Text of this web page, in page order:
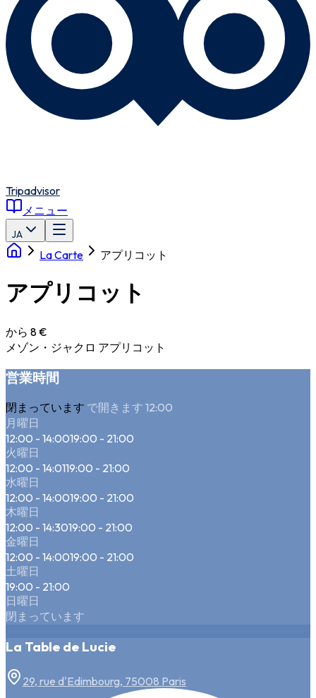
Tripadvisor
メニュー
JA
La Carte アプリコット
アプリコット
から 8 €
メゾン・ジャクロ アプリコット
営業時間
閉まっています で開きます 12:00
月曜日
12:00 - 14:0019:00 - 21:00
火曜日
12:00 - 14:0119:00 - 21:00
水曜日
12:00 - 14:0019:00 - 21:00
木曜日
12:00 - 14:3019:00 - 21:00
金曜日
12:00 - 14:0019:00 - 21:00
土曜日
19:00 - 21:00
日曜日
閉まっています
La Table de Lucie
29, rue d'Edimbourg, 75008 Paris